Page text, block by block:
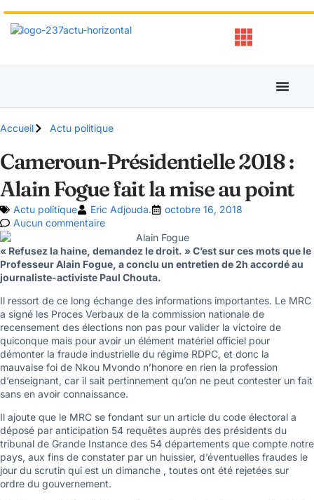
Accueil Actu politique
Cameroun-Présidentielle 2018 :
Alain Fogue fait la mise au point
Actu politique Eric Adjouda.
octobre 16, 2018
Aucun commentaire
« Refusez la haine, demandez le droit. » C’est sur ces mots que le
Professeur Alain Fogue, a conclu un entretien de 2h accordé au
journaliste-activiste Paul Chouta.
Il ressort de ce long échange des informations importantes. Le MRC
a signé les Proces Verbaux de la commission nationale de
recensement des élections non pas pour valider la victoire de
quiconque mais pour avoir un élément matériel officiel pour
démonter la fraude industrielle du régime RDPC, et donc la
mauvaise foi de Nkou Mvondo n’honore en rien la profession
d’enseignant, car il sait pertinnement qu’on ne peut contester un fait
sans en avoir connaissance.
Il ajoute que le MRC se fondant sur un article du code électoral a
déposé par anticipation 54 requêtes auprès des présidents du
tribunal de Grande Instance des 54 départements que compte notre
pays, aux fins de constater par un huissier, d’éventuelles fraudes le
jour du scrutin qui est un dimanche , toutes ont été rejetées sur
ordre du gouvernement.